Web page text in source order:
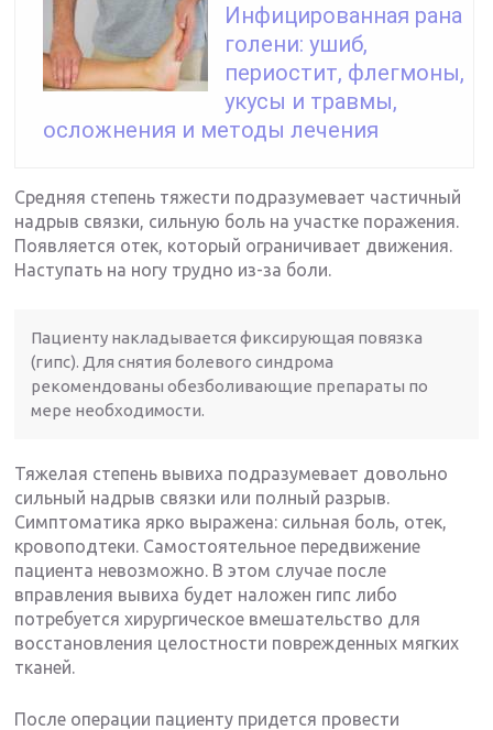
Инфицированная рана
голени: ушиб,
периостит, флегмоны,
укусы и травмы,
осложнения и методы лечения
Средняя степень тяжести подразумевает частичный
надрыв связки, сильную боль на участке поражения.
Появляется отек, который ограничивает движения.
Наступать на ногу трудно из-за боли.
Пациенту накладывается фиксирующая повязка
(гипс). Для снятия болевого синдрома
рекомендованы обезболивающие препараты по
мере необходимости.
Тяжелая степень вывиха подразумевает довольно
сильный надрыв связки или полный разрыв.
Симптоматика ярко выражена: сильная боль, отек,
кровоподтеки. Самостоятельное передвижение
пациента невозможно. В этом случае после
вправления вывиха будет наложен гипс либо
потребуется хирургическое вмешательство для
восстановления целостности поврежденных мягких
тканей.
После операции пациенту придется провести